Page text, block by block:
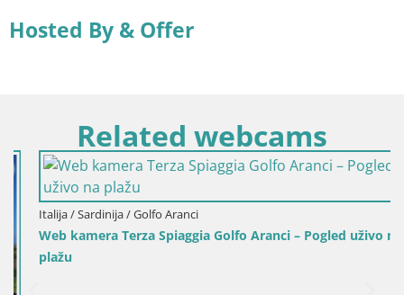
Hosted By & Offer
Related webcams
Italija / Sardinija / Golfo Aranci
Web kamera Terza Spiaggia Golfo Aranci – Pogled uživo na
plažu